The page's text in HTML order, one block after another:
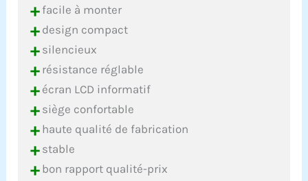
+facile à monter
+design compact
+silencieux
+résistance réglable
+écran LCD informatif
+siège confortable
+haute qualité de fabrication
+stable
+bon rapport qualité-prix